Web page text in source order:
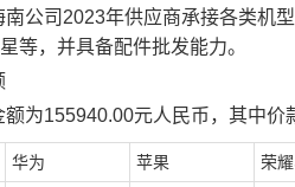
公司2023年供应商承接各类机
等，并具备配件批发能力。
为155940.00元人民币，其中价
华为 苹果 荣